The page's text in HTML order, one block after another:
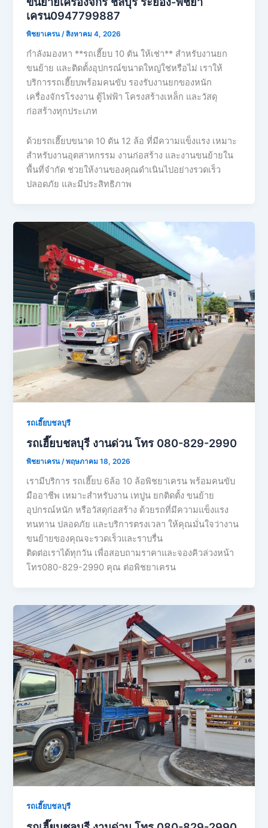
เครน0947799887
พิชยาเครน/สิงหาคม 4, 2026
กำลังมองหา **รถเฮี๊ยบ 10 ตัน ให้เช่า** สำหรับงานยก
ขนย้าย และติดตั้งอุปกรณ์ขนาดใหญ่ใช่หรือไม่ เราให้
บริการรถเฮี๊ยบพร้อมคนขับ รองรับงานยกของหนัก
เครื่องจักรโรงงาน ตู้ไฟฟ้า โครงสร้างเหล็ก และวัสดุ
ก่อสร้างทุกประเภท
ด้วยรถเฮี๊ยบขนาด 10 ตัน 12 ล้อ ที่มีความแข็งแรง เหมาะ
สำหรับงานอุตสาหกรรม งานก่อสร้าง และงานขนย้ายใน
พื้นที่จำกัด ช่วยให้งานของคุณดำเนินไปอย่างรวดเร็ว
ปลอดภัย และมีประสิทธิภาพ
รถเฮี๊ยบชลบุรี
รถเฮี๊ยบชลบุรี งานด่วน โทร 080-829-2990
พิชยาเครน/พฤษภาคม 18, 2026
เรามีบริการ รถเฮี๊ยบ 6ล้อ 10 ล้อพิชยาเครน พร้อมคนขับ
มืออาชีพ เหมาะสำหรับงาน เทปูน ยกติดตั้ง ขนย้าย
อุปกรณ์หนัก หรือวัสดุก่อสร้าง ด้วยรถที่มีความแข็งแรง
ทนทาน ปลอดภัย และบริการตรงเวลา ให้คุณมั่นใจว่างาน
ขนย้ายของคุณจะรวดเร็วและราบรื่น
ติดต่อเราได้ทุกวัน เพื่อสอบถามราคาและจองคิวล่วงหน้า
โทร080-829-2990 คุณ ต่อพิชยาเครน
รถเฮี๊ยบชลบุรี